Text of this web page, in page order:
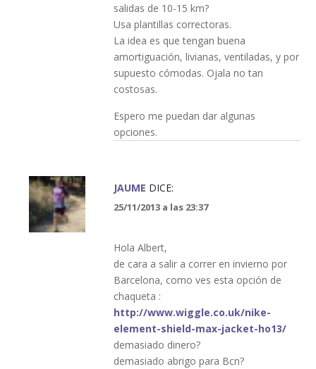
salidas de 10-15 km?
Usa plantillas correctoras.
La idea es que tengan buena
amortiguación, livianas, ventiladas, y por
supuesto cómodas. Ojala no tan
costosas.
Espero me puedan dar algunas
opciones.
JAUME DICE:
25/11/2013 a las 23:37
Hola Albert,
de cara a salir a correr en invierno por
Barcelona, como ves esta opción de
chaqueta :
http://www.wiggle.co.uk/nike-
element-shield-max-jacket-ho13/
demasiado dinero?
demasiado abrigo para Bcn?